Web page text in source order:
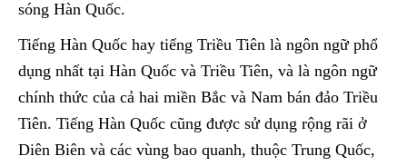
sóng Hàn Quốc.
Tiếng Hàn Quốc hay tiếng Triều Tiên là ngôn ngữ phổ
dụng nhất tại Hàn Quốc và Triều Tiên, và là ngôn ngữ
chính thức của cả hai miền Bắc và Nam bán đảo Triều
Tiên. Tiếng Hàn Quốc cũng được sử dụng rộng rãi ở
Diên Biên và các vùng bao quanh, thuộc Trung Quốc,